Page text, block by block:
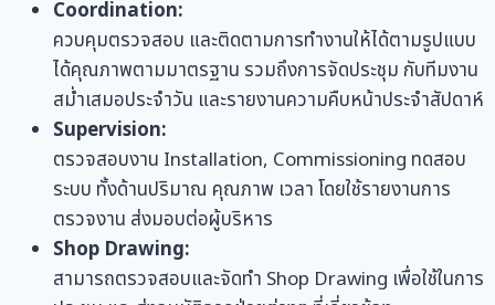
Coordination:
ควบคุมตรวจสอบ และติดตามการทำงานให้ได้ตามรูปแบบ
ได้คุณภาพตามมาตรฐาน รวมถึงการจัดประชุม กับทีมงาน
สม่ำเสมอประจำวัน และรายงานความคืบหน้าประจำสัปดาห์
Supervision:
ตรวจสอบงาน Installation, Commissioning ทดสอบ
ระบบ ทั้งด้านปริมาณ คุณภาพ เวลา โดยใช้รายงานการ
ตรวจงาน ส่งมอบต่อผู้บริหาร
Shop Drawing:
สามารถตรวจสอบและจัดทำ Shop Drawing เพื่อใช้ในการ